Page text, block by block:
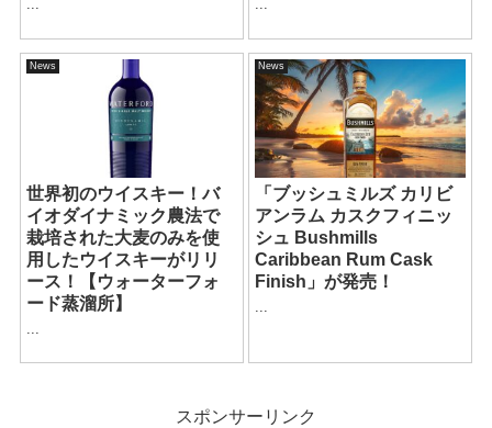
... ...
News
世界初のウイスキー！バ
イオダイナミック農法で
栽培された大麦のみを使
用したウイスキーがリリ
ース！【ウォーターフォ
ード蒸溜所】
News
「ブッシュミルズ カリビ
アンラム カスクフィニッ
シュ Bushmills
Caribbean Rum Cask
Finish」が発売！
スポンサーリンク